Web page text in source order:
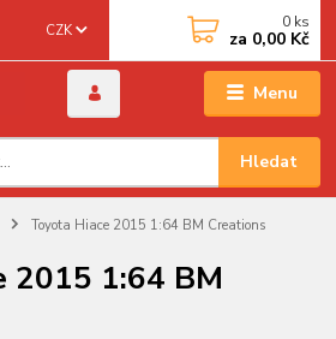
Menu
CZK
Hledat
0 ks
za 0,00 Kč
Toyota Hiace 2015 1:64 BM Creations
2015 1:64 BM